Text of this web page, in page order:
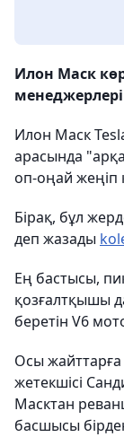
Илон Маск
Илон Маск
арасында
оп-оңай жеңіп
Бірақ, бұл
деп жазады
Ең бастысы,
қозғалтқышы
беретін V6
Осы жайттарға
жетекшісі
Масктан
басшысы